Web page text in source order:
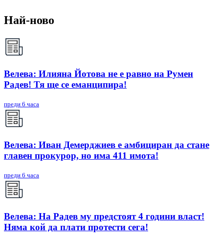
Най-ново
Велева: Илияна Йотова не е равно на Румен
Радев! Тя ще се еманципира!
преди 6 часа
Велева: Иван Демерджиев е амбициран да стане
главен прокурор, но има 411 имота!
преди 6 часа
Велева: На Радев му предстоят 4 години власт!
Няма кой да плати протести сега!